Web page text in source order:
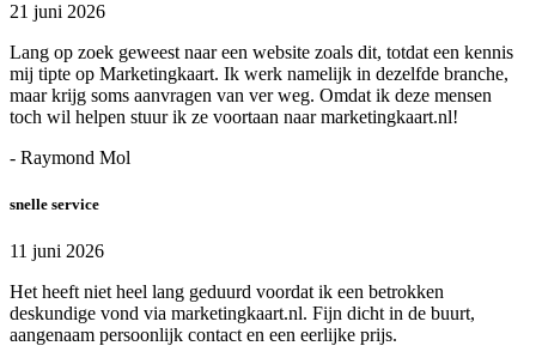
21 juni 2026
Lang op zoek geweest naar een website zoals dit, totdat een kennis
mij tipte op Marketingkaart. Ik werk namelijk in dezelfde branche,
maar krijg soms aanvragen van ver weg. Omdat ik deze mensen
toch wil helpen stuur ik ze voortaan naar marketingkaart.nl!
- Raymond Mol
snelle service
11 juni 2026
Het heeft niet heel lang geduurd voordat ik een betrokken
deskundige vond via marketingkaart.nl. Fijn dicht in de buurt,
aangenaam persoonlijk contact en een eerlijke prijs.